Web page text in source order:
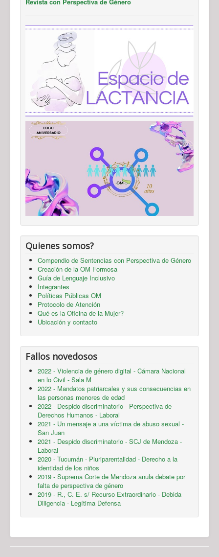
Quienes somos?
Compendio de Sentencias con Perspectiva de Género
Creación de la OM Formosa
Guía de Lenguaje Inclusivo
Integrantes
Políticas Públicas OM
Protocolo de Atención
Qué es la Oficina de la Mujer?
Ubicación y contacto
Fallos novedosos
2022 - Violencia de género digital - Cámara Nacional
en lo Civil - Sala M
2022 - Mandatos patriarcales y sus consecuencias en
las personas menores de edad
2022 - Despido discriminatorio - Perspectiva de
Derechos Humanos - Laboral
2021 - Un mensaje a una víctima de abuso sexual -
San Juan
2021 - Despido discriminatorio - SCJ de Mendoza -
Laboral
2020 - Tucumán - Pluriparentalidad - Derecho a la
identidad de los niños
2019 - Suprema Corte de Mendoza anula debate por
falta de perspectiva de género
2019 - R., C. E. s/ Recurso Extraordinario - Debida
Diligencia - Legítima Defensa